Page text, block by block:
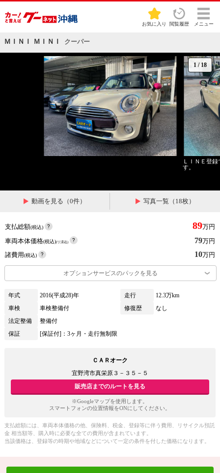
お気に入り 閲覧履歴 メニュー
ＭＩＮＩ ＭＩＮＩ クーパー
1 / 18
ＬＩＮＥ登
す。
動画を見る（0件） 写真一覧（18枚）
支払総額(税込) 89万円
車両本体価格(税込)(リ済込) 79万円
諸費用(税込) 10万円
オプションサービスのパックを見る
年式 2016(平成28)年 走行
12.3万km
車検
車検整備付 修復歴
なし
法定整備
整備付
保証
[保証付]：3ヶ月・走行無制限
ＣＡＲオーク
宜野湾市真栄原３－３５－５
販売店までのルートを見る
※Googleマップを使用します。
スマートフォンの位置情報をONにしてください。
支払総額には、車両本体価格の他、保険料、税金、登録等に伴う費用、リサイクル預託
金 相当額等、購入時に必要な全ての費用が含まれています。
当該価格は、登録等の時期や地域などについて一定の条件を付した価格になります。